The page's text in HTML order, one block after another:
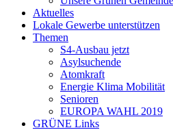
Aktuelles
Lokale Gewerbe unterstützen
Themen
S4-Ausbau jetzt
Asylsuchende
Atomkraft
Energie Klima Mobilität
Senioren
EUROPA WAHL 2019
GRÜNE Links